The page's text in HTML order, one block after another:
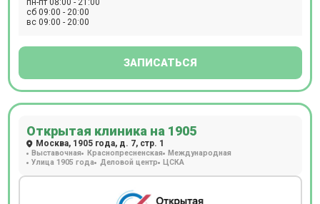
Мужское здоровье. Акушеры, гинекологи и
эндокринологи центра занимаются проблемами
пн-пт 08:00 - 21:00
сб 09:00 - 20:00
вс 09:00 - 20:00
ЗАПИСАТЬСЯ
Открытая клиника на 1905
Москва, 1905 года, д. 7, стр. 1
Выставочная Краснопресненская
Международная
Улица 1905 года Деловой центр ЦСКА